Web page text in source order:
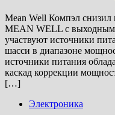
Mean Well Компэл
MEAN WELL с
участвуют источники
шасси в диапазоне
источники питания
каскад коррекции
[…]
Электроника